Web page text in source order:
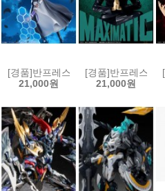
[경품]반프레스토 장송의 프리렌
21,000원
[경품]반프레스토
21,000원